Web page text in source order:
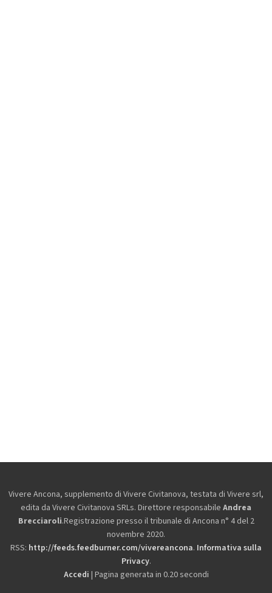
Vivere Ancona, supplemento di Vivere Civitanova, testata di Vivere srl,
edita da Vivere Civitanova SRLs. Direttore responsabile Andrea
Brecciaroli.Registrazione presso il tribunale di Ancona n° 4 del 2
novembre 2020.
RSS: http://feeds.feedburner.com/vivereancona. Informativa sulla
Privacy.
Accedi | Pagina generata in 0.20 secondi